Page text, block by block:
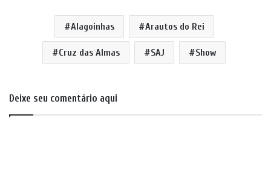
Alagoinhas Arautos do Rei
Cruz das Almas SAJ Show
Deixe seu comentário aqui